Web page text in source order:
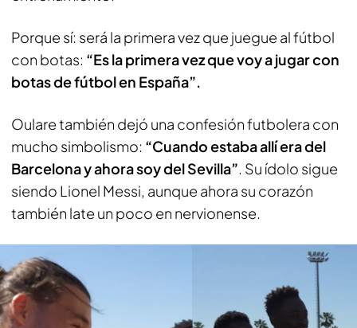
Porque sí: será la primera vez que juegue al fútbol
con botas: “Es la primera vez que voy a jugar con
botas de fútbol en España”.
Oulare también dejó una confesión futbolera con
mucho simbolismo: “Cuando estaba allí era del
Barcelona y ahora soy del Sevilla”. Su ídolo sigue
siendo Lionel Messi, aunque ahora su corazón
también late un poco en nervionense.